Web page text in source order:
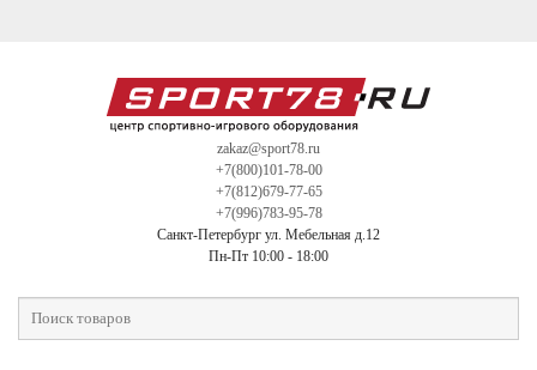
zakaz@sport78.ru
+7(800)101-78-00
+7(812)679-77-65
+7(996)783-95-78
Санкт-Петербург ул. Мебельная д.12
Пн-Пт 10:00 - 18:00